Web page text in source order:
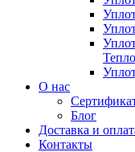
О нас
Блог
Доставка и
Контакты